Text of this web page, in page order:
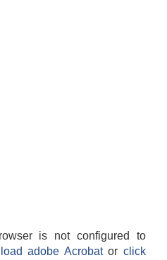
is not configured to
adobe Acrobatorclick